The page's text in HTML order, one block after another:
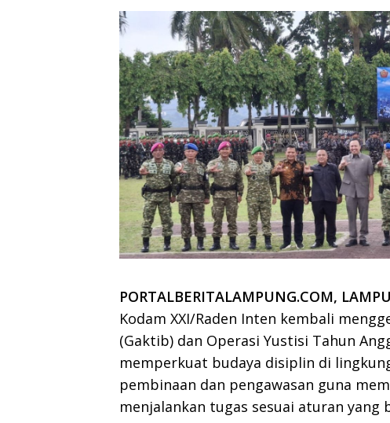
PORTALBERITALAMPUNG.COM,
Kodam XXI/Raden Inten kembali
(Gaktib) dan Operasi Yustisi Tahun
memperkuat budaya disiplin di
pembinaan dan pengawasan guna
menjalankan tugas sesuai aturan yang